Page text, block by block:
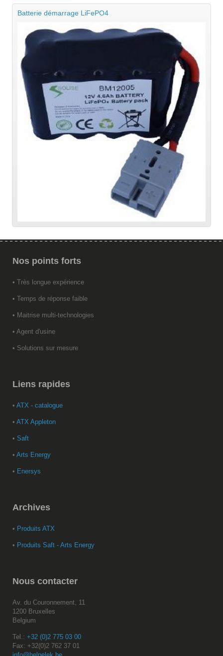
Batterie démarrage LiFePO4
Nos points forts
• Très longue expérience
• Temps de réponse faible
• Maitrise multi-technologies
• Agent d'usine
• Solutions sur mesure
Liens rapides
• ATX - catalogue
• ATX Appleton
• Saft
• Arts Energy
• Enersys
Archives
• Produits ATX
• Produits Saft - Arts Energy
Nous contacter
Av. du Couronnement, 11
1200 Bruxelles
Belgium
Tel.: +32 (0)2 775 03 00
Fax: +32(0)2 762 37 01